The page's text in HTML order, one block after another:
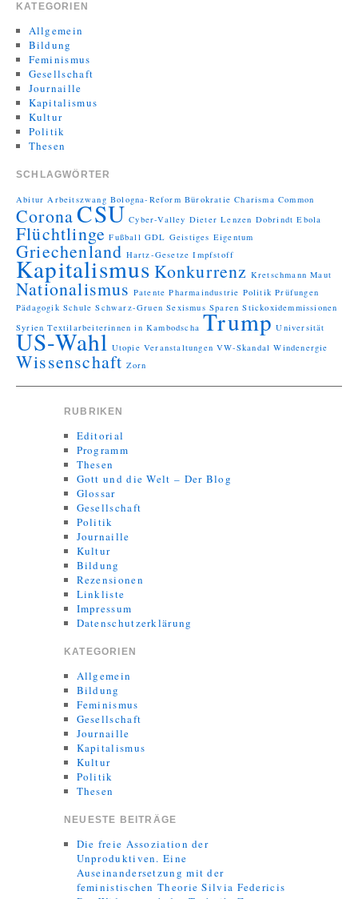
KATEGORIEN
Allgemein
Bildung
Feminismus
Gesellschaft
Journaille
Kapitalismus
Kultur
Politik
Thesen
SCHLAGWÖRTER
Abitur Arbeitszwang Bologna-Reform Bürokratie Charisma Common
CoronaCSU Cyber-Valley Dieter Lenzen Dobrindt Ebola
Flüchtlinge Fußball GDL Geistiges Eigentum
Griechenland Hartz-Gesetze Impfstoff
Kapitalismus Konkurrenz Kretschmann Maut
Nationalismus Patente Pharmaindustrie Politik Prüfungen
Pädagogik Schule Schwarz-Gruen Sexismus Sparen Stickoxidemmissionen
Syrien Textilarbeiterinnen in Kambodscha Trump Universität
US-Wahl Utopie Veranstaltungen VW-Skandal Windenergie
Wissenschaft Zorn
RUBRIKEN
Editorial
Programm
Thesen
Gott und die Welt – Der Blog
Glossar
Gesellschaft
Politik
Journaille
Kultur
Bildung
Rezensionen
Linkliste
Impressum
Datenschutzerklärung
KATEGORIEN
Allgemein
Bildung
Feminismus
Gesellschaft
Journaille
Kapitalismus
Kultur
Politik
Thesen
NEUESTE BEITRÄGE
Die freie Assoziation der
Unproduktiven. Eine
Auseinandersetzung mit der
feministischen Theorie Silvia Federicis